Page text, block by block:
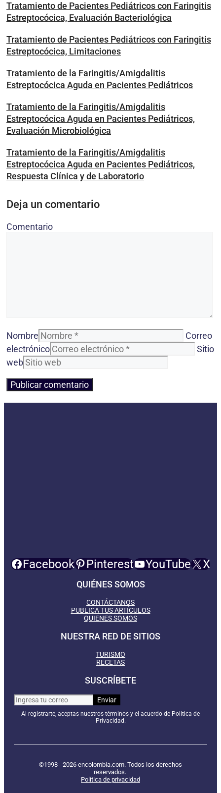
Tratamiento de Pacientes Pediátricos con Faringitis
Estreptocócica, Evaluación Bacteriológica
Tratamiento de Pacientes Pediátricos con Faringitis
Estreptocócica, Limitaciones
Tratamiento de la Faringitis/Amigdalitis
Estreptocócica Aguda en Pacientes Pediátricos
Tratamiento de la Faringitis/Amigdalitis
Estreptocócica Aguda en Pacientes Pediátricos,
Evaluación Microbiológica
Tratamiento de la Faringitis/Amigdalitis
Estreptocócica Aguda en Pacientes Pediátricos,
Respuesta Clínica y de Laboratorio
Deja un comentario
Comentario
Nombre
Correo
electrónico
Sitio
web
Facebook Pinterest YouTube X
QUIÉNES SOMOS
CONTÁCTANOS
PUBLICA TUS ARTÍCULOS
QUIENES SOMOS
NUESTRA RED DE SITIOS
TURISMO
RECETAS
SUSCRÍBETE
Al registrarte, aceptas nuestros términos y el acuerdo de Política de
Privacidad.
©1998 - 2026 encolombia.com. Todos los derechos
reservados.
Política de privacidad